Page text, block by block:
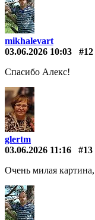
mikhalevart
03.06.2026 10:03
#12
Спасибо Алекс!
glertm
03.06.2026 11:16
#13
Очень милая